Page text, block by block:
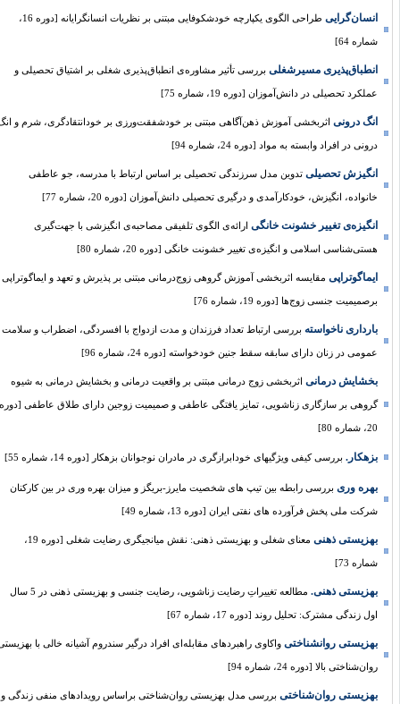
انسان‌گرایی طراحی الگوی یکپارچه خودشکوفایی مبتنی بر نظریات انسانگرایانه [دوره 16،
شماره 64]
انطباق‌پذیری مسیرشغلی بررسی تأثیر مشاوره‌ی انطباق‌پذیری شغلی بر اشتیاق تحصیلی و
عملکرد تحصیلی در دانش‌آموزان [دوره 19، شماره 75]
انگ درونی اثربخشی آموزش ذهن‌آگاهی مبتنی بر خودشفقت‌ورزی بر خودانتقادگری، شرم و انگ
درونی در افراد وابسته به مواد [دوره 24، شماره 94]
انگیزش تحصیلی تدوین مدل سرزندگی تحصیلی بر اساس ارتباط با مدرسه، جو عاطفی
خانواده، انگیزش، خودکارآمدی و درگیری تحصیلی دانش‌آموزان [دوره 20، شماره 77]
انگیزه‌ی تغییر خشونت خانگی ارائه‌ی الگوی تلفیقی مصاحبه‌ی انگیزشی با جهت‌گیری
هستی‌شناسی اسلامی و انگیزه‌ی تغییر خشونت خانگی [دوره 20، شماره 80]
ایماگوتراپی مقایسه اثربخشی آموزش گروهی زوج‌درمانی مبتنی بر پذیرش و تعهد و ایماگوتراپی
برصمیمیت جنسی زوج‌ها [دوره 19، شماره 76]
بارداری ناخواسته بررسی ارتباط تعداد فرزندان و مدت ازدواج با افسردگی، اضطراب و سلامت
عمومی در زنان دارای سابقه سقط جنین خودخواسته [دوره 24، شماره 96]
بخشایش درمانی اثربخشی زوج درمانی مبتنی بر واقعیت درمانی و بخشایش درمانی به شیوه
گروهی بر سازگاری زناشویی، تمایز یافتگی عاطفی و صمیمیت زوجین دارای طلاق عاطفی [دوره
بزهکار. بررسی کیفی ویژگیهای خودابرازگری در مادران نوجوانان بزهکار [دوره 14، شماره 55]
بهره وری بررسی رابطه بین تیپ های شخصیت مایرز-بریگز و میزان بهره وری در بین کارکنان
شرکت ملی پخش فرآورده های نفتی ایران [دوره 13، شماره 49]
بهزیستی ذهنی معنای شغلی و بهزیستی ذهنی: نقش میانجیگری رضایت شغلی [دوره 19،
شماره 73]
بهزیستی ذهنی. مطالعه تغییراتِ رضایت زناشویی، رضایت جنسی و بهزیستی ذهنی در 5 سال
اول زندگی مشترک: تحلیل روند [دوره 17، شماره 67]
بهزیستی روانشناختی واکاوی راهبرد‌های مقابله‌ای افراد درگیر سندروم آشیانه خالی با بهزیستی
روان‌شناختی بالا [دوره 24، شماره 94]
بهزیستی روان‌شناختی بررسی مدل بهزیستی روان‌شناختی براساس رویدادهای منفی زندگی و